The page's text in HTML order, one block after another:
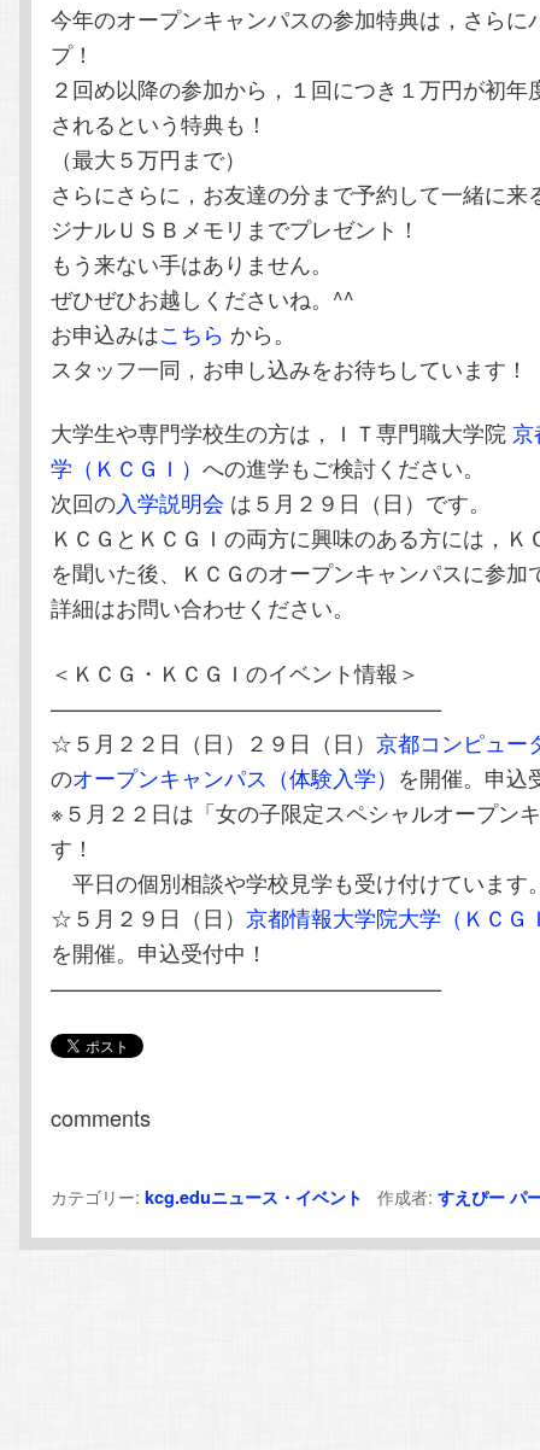
今年のオープンキャンパスの参加特典は，さらに
プ！
２回め以降の参加から，１回につき１万円が初年
されるという特典も！
（最大５万円まで）
さらにさらに，お友達の分まで予約して一緒に来
ジナルＵＳＢメモリまでプレゼント！
もう来ない手はありません。
ぜひぜひお越しくださいね。^^
お申込みはこちら から。
スタッフ一同，お申し込みをお待ちしています！
大学生や専門学校生の方は，ＩＴ専門職大学院京
学（ＫＣＧＩ）への進学もご検討ください。
次回の入学説明会 は５月２９日（日）です。
ＫＣＧとＫＣＧＩの両方に興味のある方には，Ｋ
を聞いた後、ＫＣＧのオープンキャンパスに参加
詳細はお問い合わせください。
＜ＫＣＧ・ＫＣＧＩのイベント情報＞
——————————————————
☆５月２２日（日）２９日（日）京都コンピュー
のオープンキャンパス（体験入学） を開催。申込
※５月２２日は「女の子限定スペシャルオープン
す！
平日の個別相談や学校見学も受け付けています
☆５月２９日（日）京都情報大学院大学（ＫＣＧ
を開催。申込受付中！
——————————————————
comments
カテゴリー:kcg.eduニュース・イベント 作成者:すえぴー パ